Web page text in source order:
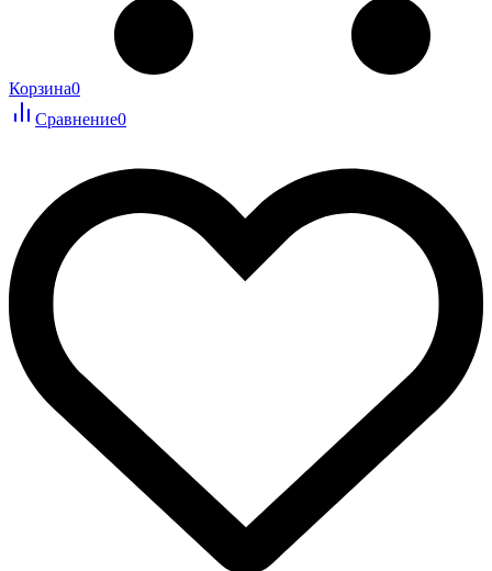
Корзина0
Сравнение0